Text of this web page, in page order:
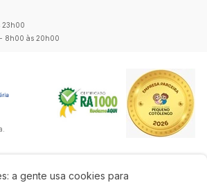
a gente usa cookies para
23h00
- 8h00 às 20h00